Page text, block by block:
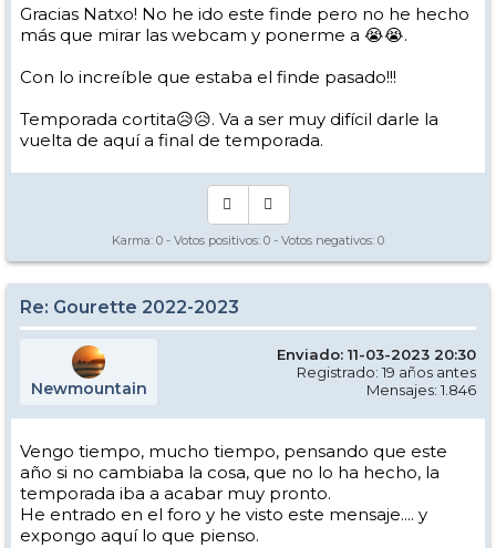
Gracias Natxo! No he ido este finde pero no he hecho
más que mirar las webcam y ponerme a 😭😭.
Con lo increíble que estaba el finde pasado!!!
Temporada cortita😥😥. Va a ser muy difícil darle la
vuelta de aquí a final de temporada.
Karma: 0 - Votos positivos: 0 - Votos negativos: 0
Re: Gourette 2022-2023
Newmountain
Enviado: 11-03-2023 20:30
Registrado: 19 años antes
Mensajes: 1.846
Vengo tiempo, mucho tiempo, pensando que este
año si no cambiaba la cosa, que no lo ha hecho, la
temporada iba a acabar muy pronto.
He entrado en el foro y he visto este mensaje.... y
expongo aquí lo que pienso.